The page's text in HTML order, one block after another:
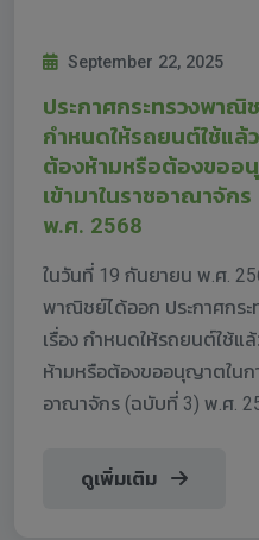
September 22, 2025
ประกาศกระทรวงพาณิ
กำหนดให้รถยนต์ใช้แล้
ต้องห้ามหรือต้องขออ
เข้ามาในราชอาณาจัก
พ.ศ. 2568
ในวันที่ 19 กันยายน พ.ศ.
พาณิชย์ได้ออก ประกาศกร
เรื่อง กำหนดให้รถยนต์ใช้แ
ห้ามหรือต้องขออนุญาตในกา
อาณาจักร (ฉบับที่ 3) พ.ศ.
ดูเพิ่มเติม